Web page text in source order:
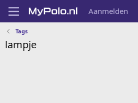
Aanmelden
Tags
lampje